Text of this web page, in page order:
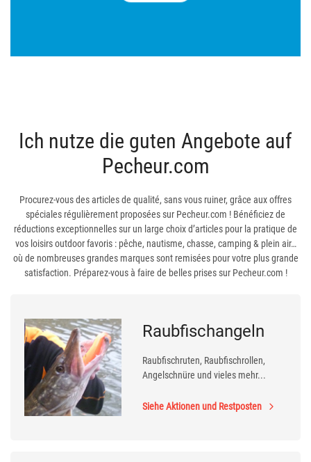
Ich nutze die guten Angebote auf
Pecheur.com
Procurez-vous des articles de qualité, sans vous ruiner, grâce aux offres
spéciales régulièrement proposées sur Pecheur.com ! Bénéficiez de
réductions exceptionnelles sur un large choix d’articles pour la pratique de
vos loisirs outdoor favoris : pêche, nautisme, chasse, camping & plein air…
où de nombreuses grandes marques sont remisées pour votre plus grande
satisfaction. Préparez-vous à faire de belles prises sur Pecheur.com !
Raubfischangeln
Raubfischruten, Raubfischrollen,
Angelschnüre und vieles mehr...
Siehe Aktionen und Restposten